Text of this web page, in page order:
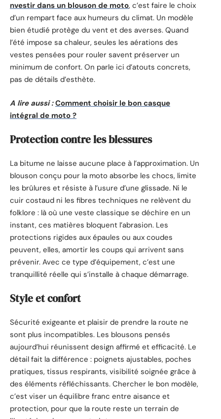
nvestir dans un blouson de moto, c’est faire le choix
d’un rempart face aux humeurs du climat. Un modèle
bien étudié protège du vent et des averses. Quand
l’été impose sa chaleur, seules les aérations des
vestes pensées pour rouler savent préserver un
minimum de confort. On parle ici d’atouts concrets,
pas de détails d’esthète.
A lire aussi : Comment choisir le bon casque
intégral de moto ?
Protection contre les blessures
La bitume ne laisse aucune place à l’approximation. Un
blouson conçu pour la moto absorbe les chocs, limite
les brûlures et résiste à l’usure d’une glissade. Ni le
cuir costaud ni les fibres techniques ne relèvent du
folklore : là où une veste classique se déchire en un
instant, ces matières bloquent l’abrasion. Les
protections rigides aux épaules ou aux coudes
peuvent, elles, amortir les coups qui arrivent sans
prévenir. Avec ce type d’équipement, c’est une
tranquillité réelle qui s’installe à chaque démarrage.
Style et confort
Sécurité exigeante et plaisir de prendre la route ne
sont plus incompatibles. Les blousons pensés
aujourd’hui réunissent design affirmé et efficacité. Le
détail fait la différence : poignets ajustables, poches
pratiques, tissus respirants, visibilité soignée grâce à
des éléments réfléchissants. Chercher le bon modèle,
c’est viser un équilibre franc entre aisance et
protection, pour que la route reste un terrain de